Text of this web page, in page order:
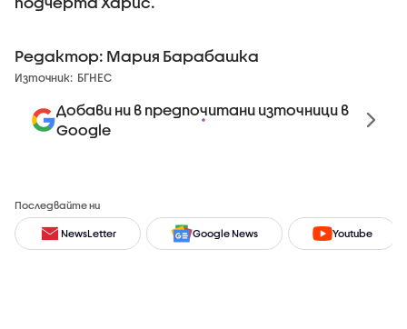
Редактор: Мария Барабашка
Източник: БГНЕС
Добави ни в предпочитани източници в
Google
Последвайте ни
NewsLetter Google News Youtube